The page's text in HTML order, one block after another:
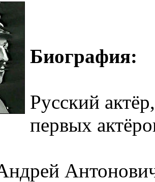
Биография:
Русский
первых